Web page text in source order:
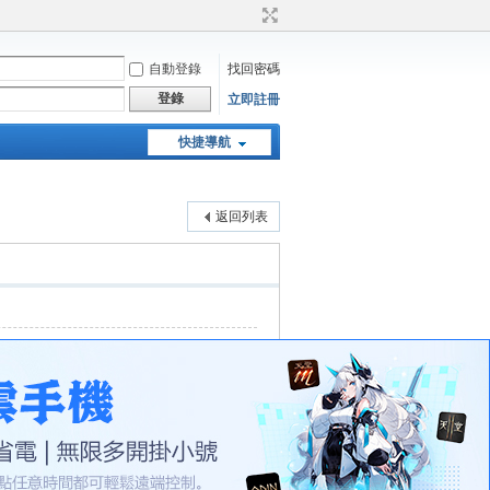
自動登錄
找回密碼
登錄
立即註冊
快捷導航
返回列表